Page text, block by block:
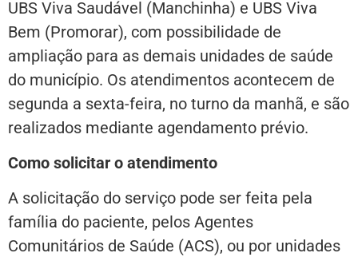
UBS Viva Saudável (Manchinha) e UBS Viva
Bem (Promorar), com possibilidade de
ampliação para as demais unidades de saúde
do município. Os atendimentos acontecem de
segunda a sexta-feira, no turno da manhã, e são
realizados mediante agendamento prévio.
Como solicitar o atendimento
A solicitação do serviço pode ser feita pela
família do paciente, pelos Agentes
Comunitários de Saúde (ACS), ou por unidades